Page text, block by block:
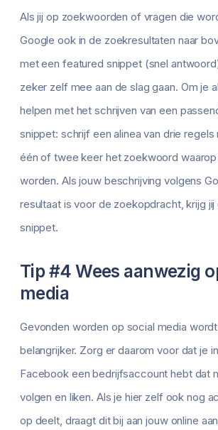
Als jij op zoekwoorden of vragen die
Google ook in de zoekresultaten naar
met een featured snippet (snel
zeker zelf mee aan de slag gaan. Om je
helpen met het schrijven van een
snippet: schrijf een alinea van drie
één of twee keer het zoekwoord
worden. Als jouw beschrijving volgens
resultaat is voor de zoekopdracht, krijg
snippet.
Tip #4 Wees aanwezig
media
Gevonden worden op social media
belangrijker. Zorg er daarom voor dat je
Facebook een bedrijfsaccount hebt dat
volgen en liken. Als je hier zelf ook nog
op deelt, draagt dit bij aan jouw online